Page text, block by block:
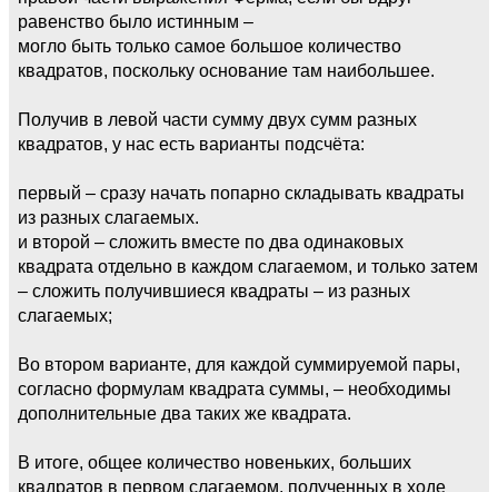
равенство было истинным –
могло быть только самое большое количество
квадратов, поскольку основание там наибольшее.
Получив в левой части сумму двух сумм разных
квадратов, у нас есть варианты подсчёта:
первый – сразу начать попарно складывать квадраты
из разных слагаемых.
и второй – сложить вместе по два одинаковых
квадрата отдельно в каждом слагаемом, и только затем
– сложить получившиеся квадраты – из разных
слагаемых;
Во втором варианте, для каждой суммируемой пары,
согласно формулам квадрата суммы, – необходимы
дополнительные два таких же квадрата.
В итоге, общее количество новеньких, больших
квадратов в первом слагаемом, полученных в ходе